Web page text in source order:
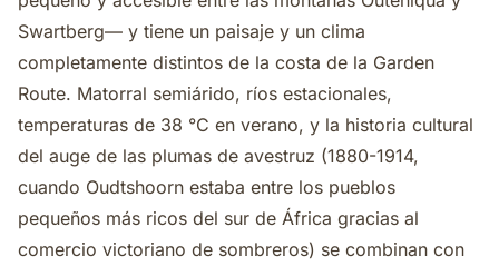
Swartberg— y tiene un paisaje y un clima
completamente distintos de la costa de la Garden
Route. Matorral semiárido, ríos estacionales,
temperaturas de 38 °C en verano, y la historia cultural
del auge de las plumas de avestruz (1880-1914,
cuando Oudtshoorn estaba entre los pueblos
pequeños más ricos del sur de África gracias al
comercio victoriano de sombreros) se combinan con